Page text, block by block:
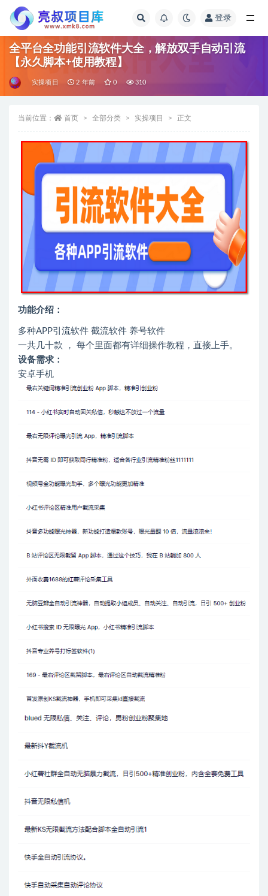
登录
全平台全功能引流软件大全，解放双手自动引流
【永久脚本+使用教程】
实操项目 2 年前 0 310
当前位置： 首页 全部分类 实操项目 正文
功能介绍：
多种APP引流软件 截流软件 养号软件
一共几十款 ， 每个里面都有详细操作教程，直接上手。
设备需求：
安卓手机